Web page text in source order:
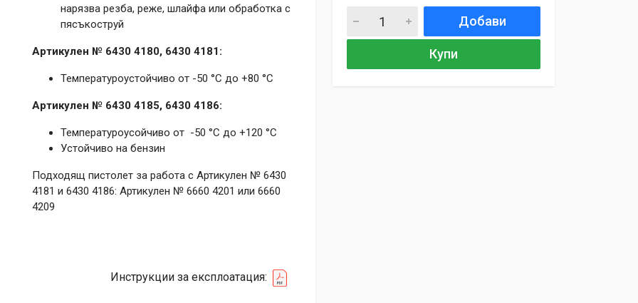
нарязва резба, реже, шлайфа или обработка с
пясъкоструй
Артикулен № 6430 4180, 6430 4181:
Температуроустойчиво от -50 °C до +80 °C
Артикулен № 6430 4185, 6430 4186:
Температуроусойчиво от -50 °C до +120 °C
Устойчиво на бензин
Подходящ пистолет за работа с Артикулен № 6430
4181 и 6430 4186: Артикулен № 6660 4201 или 6660
4209
Инструкции за експлоатация:
Добави
Купи